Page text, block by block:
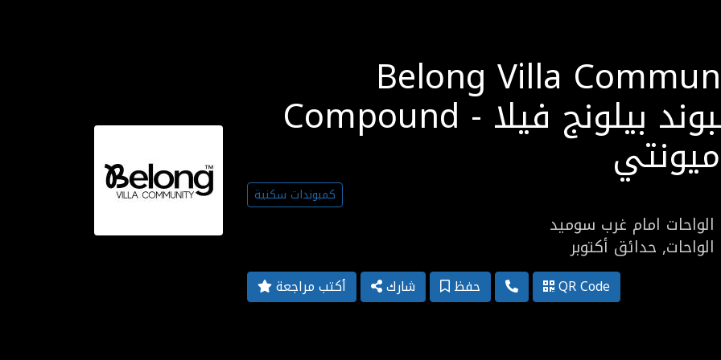
Belong Villa
Compound - كمبوند بيلونج فيلا
كمبوندات سكنية
امام غرب سوميد
حدائق أكتوبر
أكتب مراجعة شارك حفظ QR Code